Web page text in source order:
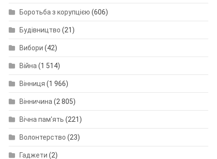
Боротьба з корупцією (606)
Будівництво (21)
Вибори (42)
Війна (1 514)
Вінниця (1 966)
Вінничина (2 805)
Вічна пам'ять (221)
Волонтерство (23)
Гаджети (2)